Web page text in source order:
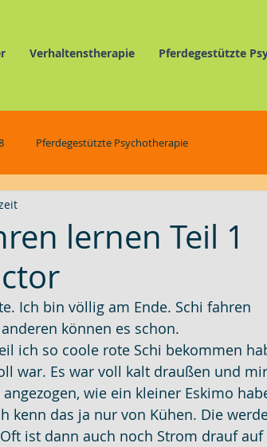
Verhaltenstherapie Pferdegestützte
Pferdegestützte Psychotherapie
Selbsterfahrung
lernen Teil 1
Ich bin völlig am Ende. Schi fahren
können es schon.
ich so coole rote Schi bekommen
war. Es war voll kalt draußen und
wie ein kleiner Eskimo
kenn das ja nur von Kühen. Die
ist dann auch noch Strom drauf auf